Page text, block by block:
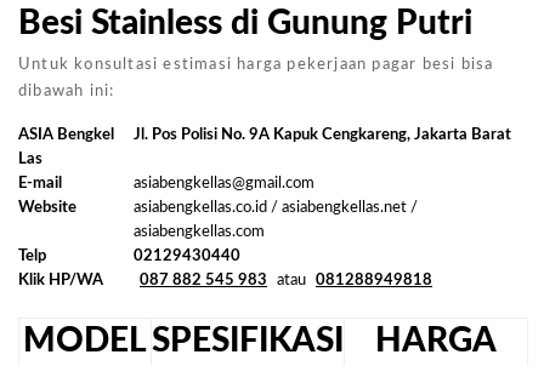
Besi Stainless di Gunung Putri
Untuk konsultasi estimasi harga pekerjaan pagar besi bisa
dibawah ini:
ASIA Bengkel
Las
Jl. Pos Polisi No. 9A Kapuk Cengkareng, Jakarta Barat
E-mail
asiabengkellas@gmail.com
Website
asiabengkellas.co.id / asiabengkellas.net /
asiabengkellas.com
Telp
02129430440
Klik HP/WA
087 882 545 983 atau 081288949818
MODELSPESIFIKASI
HARGA